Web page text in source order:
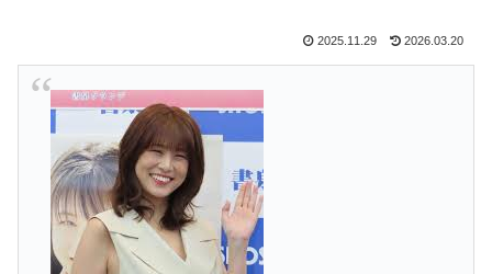
2025.11.29 2026.03.20